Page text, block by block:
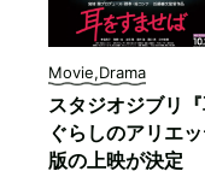
Movie,Drama
スタジオジブリ
ぐらしのアリエ
版の上映が決定